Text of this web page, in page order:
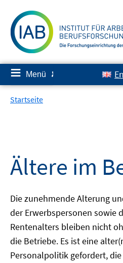
zum
Inhalt
≡ Menü ✘
Startseite
Ältere im
Die zunehmende Alterung
der Erwerbspersonen sowie
Rentenalters bleiben nicht
die Betriebe. Es ist eine
Personalpolitik gefordert,